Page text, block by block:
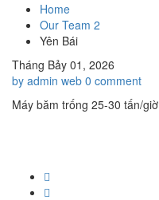
Home
Our Team 2
Yên Bái
Tháng Bảy 01, 2026
by admin web 0 comment
Máy băm trống 25-30 tấn/giờ